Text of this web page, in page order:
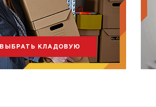
ВЫБРАТЬ КЛАДОВУЮ